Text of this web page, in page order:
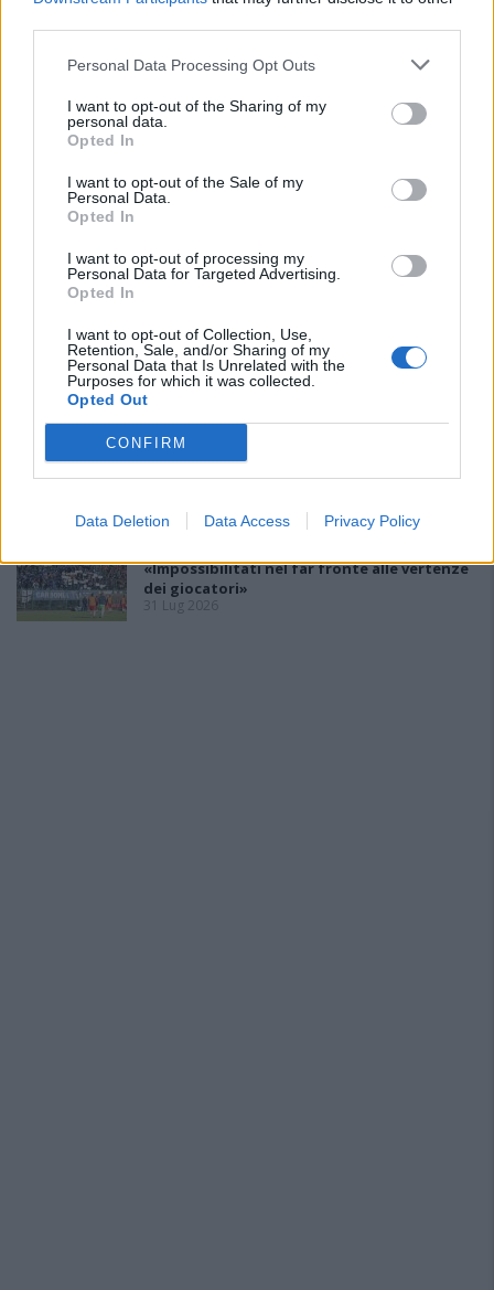
Personal Data Processing Opt Outs
I want to opt-out of the Sharing of my
personal data.
Opted In
I want to opt-out of the Sale of my
Personal Data.
Opted In
I want to opt-out of processing my
Personal Data for Targeted Advertising.
Opted In
I want to opt-out of Collection, Use,
Retention, Sale, and/or Sharing of my
Personal Data that Is Unrelated with the
Purposes for which it was collected.
Opted Out
CONFIRM
Data Deletion Data Access Privacy Policy
problemi extra calcio»
L'Iglesias si rinforza con Papa Seck e
figlio d'arte Bruno Conti
1 Ago 2026
La Villacidrese torna in Eccellenza,
l'Antiochense va in Promozione, Golfo
Aranci e La Salle salgono in Prima
31 Lug 2026
Carbonia, l'ex presidente Canu: «Lasciai i
soldi per pagare le vertenze, Meloni si
assuma le responsabilità»
«Impossibilitati nel far fronte alle vertenze
dei giocatori»
31 Lug 2026